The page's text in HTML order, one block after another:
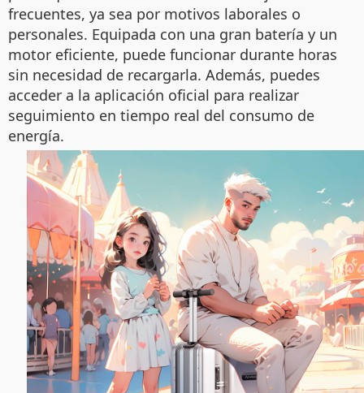
frecuentes, ya sea por motivos laborales o
personales. Equipada con una gran batería y un
motor eficiente, puede funcionar durante horas
sin necesidad de recargarla. Además, puedes
acceder a la aplicación oficial para realizar
seguimiento en tiempo real del consumo de
energía.